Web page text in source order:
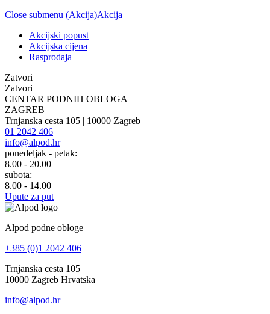
Close submenu (Akcija)Akcija
Akcijski popust
Akcijska cijena
Rasprodaja
Zatvori
Zatvori
CENTAR PODNIH OBLOGA
ZAGREB
Trnjanska cesta 105 | 10000 Zagreb
01 2042 406
info@alpod.hr
ponedeljak - petak:
8.00 - 20.00
subota:
8.00 - 14.00
Upute za put
Alpod podne obloge
+385 (0)1 2042 406
Trnjanska cesta 105
10000 Zagreb Hrvatska
info@alpod.hr